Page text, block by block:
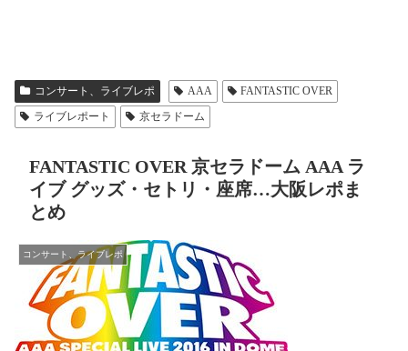
コンサート、ライブレポ AAA
FANTASTIC OVER
ライブレポート
京セラドーム
FANTASTIC OVER 京セラドーム AAA ラ
イブ グッズ・セトリ・座席…大阪レポま
とめ
コンサート、ライブレポ